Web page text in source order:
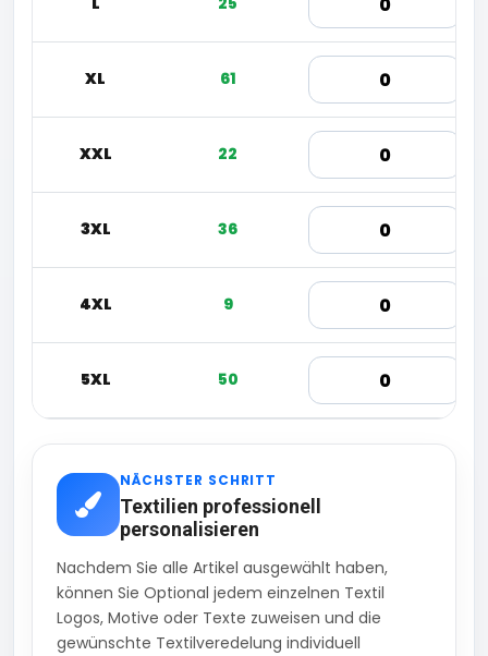
XL 61
XXL 22
3XL 36
4XL 9
5XL 50
NÄCHSTER SCHRITT
Textilien professionell
personalisieren
Nachdem Sie alle Artikel ausgewählt haben,
können Sie Optional jedem einzelnen Textil
Logos, Motive oder Texte zuweisen und die
gewünschte Textilveredelung individuell